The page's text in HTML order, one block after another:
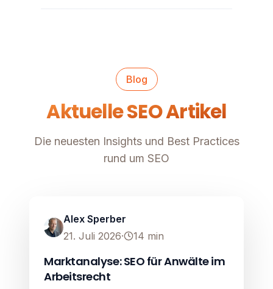
Blog
Aktuelle SEO Artikel
Die neuesten Insights und Best Practices
rund um SEO
Alex Sperber
21. Juli 2026· 14 min
Marktanalyse: SEO für Anwälte im
Arbeitsrecht